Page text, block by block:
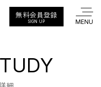
無料会員登録
SIGN UP